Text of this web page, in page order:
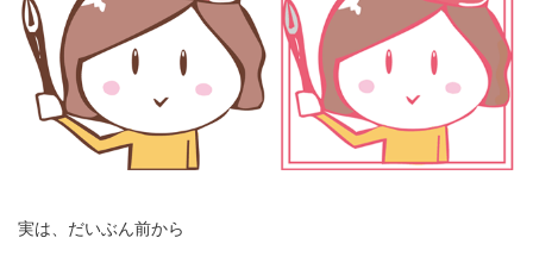
実は、だいぶん前から